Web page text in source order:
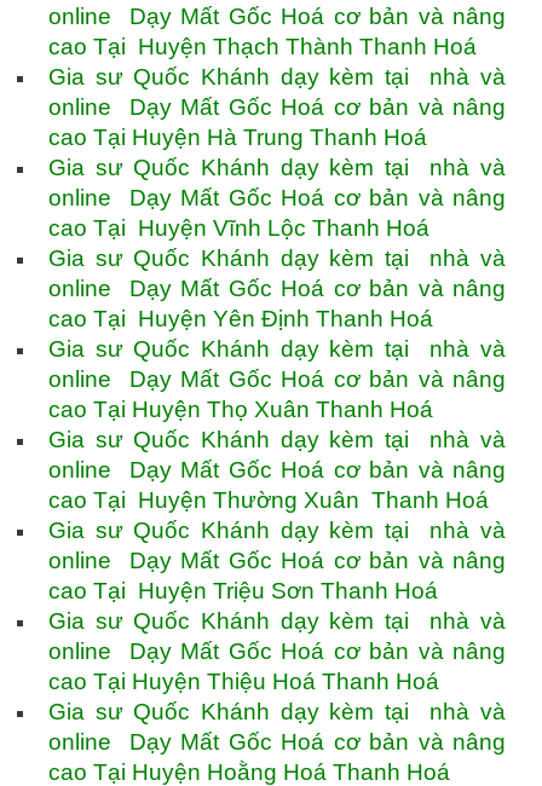
online Dạy Mất Gốc Hoá cơ bản và nâng
cao Tại Huyện Thạch Thành Thanh Hoá
Gia sư Quốc Khánh dạy kèm tại nhà và
online Dạy Mất Gốc Hoá cơ bản và nâng
cao Tại Huyện Hà Trung Thanh Hoá
Gia sư Quốc Khánh dạy kèm tại nhà và
online Dạy Mất Gốc Hoá cơ bản và nâng
cao Tại Huyện Vĩnh Lộc Thanh Hoá
Gia sư Quốc Khánh dạy kèm tại nhà và
online Dạy Mất Gốc Hoá cơ bản và nâng
cao Tại Huyện Yên Định Thanh Hoá
Gia sư Quốc Khánh dạy kèm tại nhà và
online Dạy Mất Gốc Hoá cơ bản và nâng
cao Tại Huyện Thọ Xuân Thanh Hoá
Gia sư Quốc Khánh dạy kèm tại nhà và
online Dạy Mất Gốc Hoá cơ bản và nâng
cao Tại Huyện Thường Xuân Thanh Hoá
Gia sư Quốc Khánh dạy kèm tại nhà và
online Dạy Mất Gốc Hoá cơ bản và nâng
cao Tại Huyện Triệu Sơn Thanh Hoá
Gia sư Quốc Khánh dạy kèm tại nhà và
online Dạy Mất Gốc Hoá cơ bản và nâng
cao Tại Huyện Thiệu Hoá Thanh Hoá
Gia sư Quốc Khánh dạy kèm tại nhà và
online Dạy Mất Gốc Hoá cơ bản và nâng
cao Tại Huyện Hoằng Hoá Thanh Hoá